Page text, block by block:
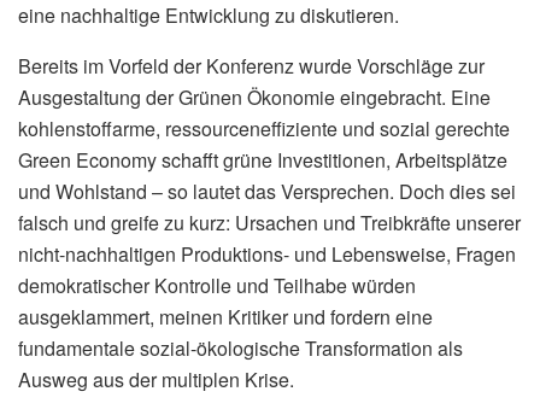
eine nachhaltige Entwicklung zu diskutieren.
Bereits im Vorfeld der Konferenz wurde Vorschläge zur
Ausgestaltung der Grünen Ökonomie eingebracht. Eine
kohlenstoffarme, ressourceneffiziente und sozial gerechte
Green Economy schafft grüne Investitionen, Arbeitsplätze
und Wohlstand – so lautet das Versprechen. Doch dies sei
falsch und greife zu kurz: Ursachen und Treibkräfte unserer
nicht-nachhaltigen Produktions- und Lebensweise, Fragen
demokratischer Kontrolle und Teilhabe würden
ausgeklammert, meinen Kritiker und fordern eine
fundamentale sozial-ökologische Transformation als
Ausweg aus der multiplen Krise.